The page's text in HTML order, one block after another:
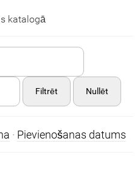
katalogā
Filtrēt Nullēt
· Pievienošanas datums